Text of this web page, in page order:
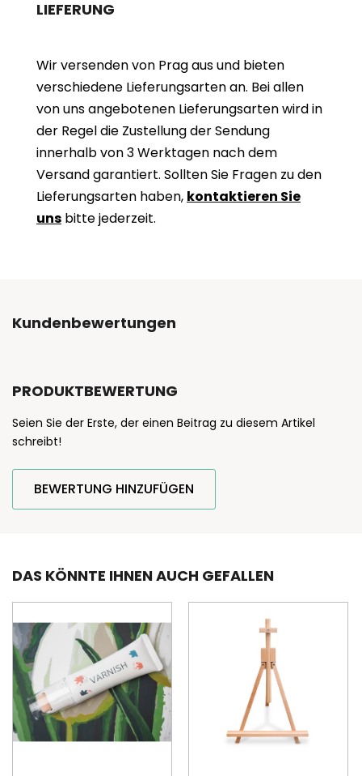
LIEFERUNG
Wir versenden von Prag aus und bieten
verschiedene Lieferungsarten an. Bei allen
von uns angebotenen Lieferungsarten wird in
der Regel die Zustellung der Sendung
innerhalb von 3 Werktagen nach dem
Versand garantiert. Sollten Sie Fragen zu den
Lieferungsarten haben, kontaktieren Sie
uns bitte jederzeit.
Kundenbewertungen
PRODUKTBEWERTUNG
Seien Sie der Erste, der einen Beitrag zu diesem Artikel
schreibt!
BEWERTUNG HINZUFÜGEN
DAS KÖNNTE IHNEN AUCH GEFALLEN